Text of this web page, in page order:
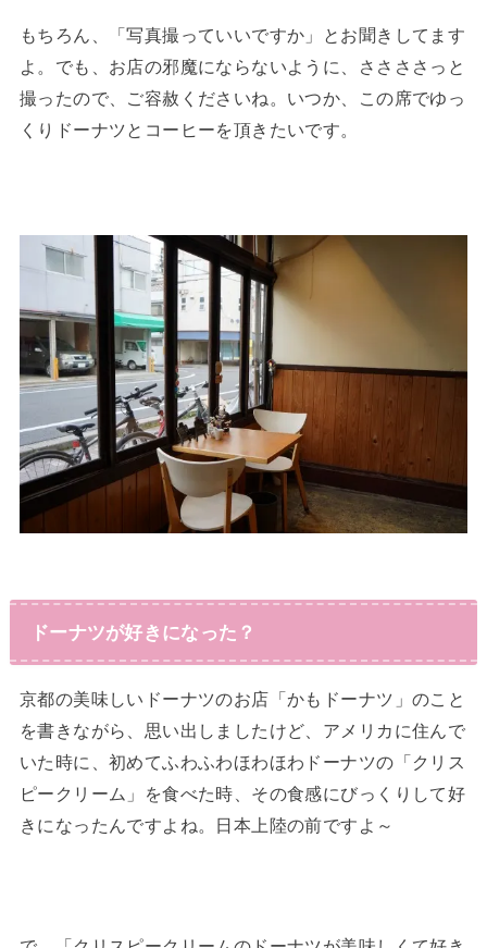
もちろん、「写真撮っていいですか」とお聞きしてます
よ。でも、お店の邪魔にならないように、ささささっと
撮ったので、ご容赦くださいね。いつか、この席でゆっ
くりドーナツとコーヒーを頂きたいです。
ドーナツが好きになった？
京都の美味しいドーナツのお店「かもドーナツ」のこと
を書きながら、思い出しましたけど、アメリカに住んで
いた時に、初めてふわふわほわほわドーナツの「クリス
ピークリーム」を食べた時、その食感にびっくりして好
きになったんですよね。日本上陸の前ですよ～